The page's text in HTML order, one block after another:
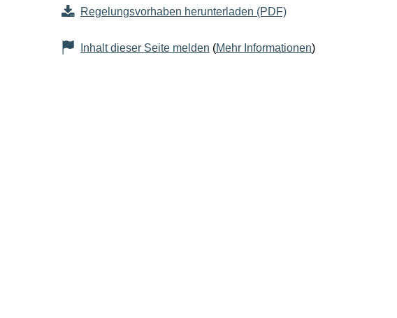
Regelungsvorhaben herunterladen (PDF)
Inhalt dieser Seite melden (Mehr Informationen)